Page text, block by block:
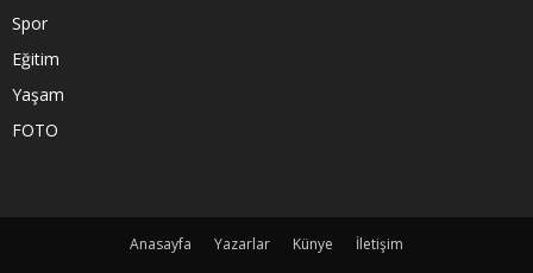
Spor
Eğitim
Yaşam
FOTO
Anasayfa Yazarlar Künye
İletişim